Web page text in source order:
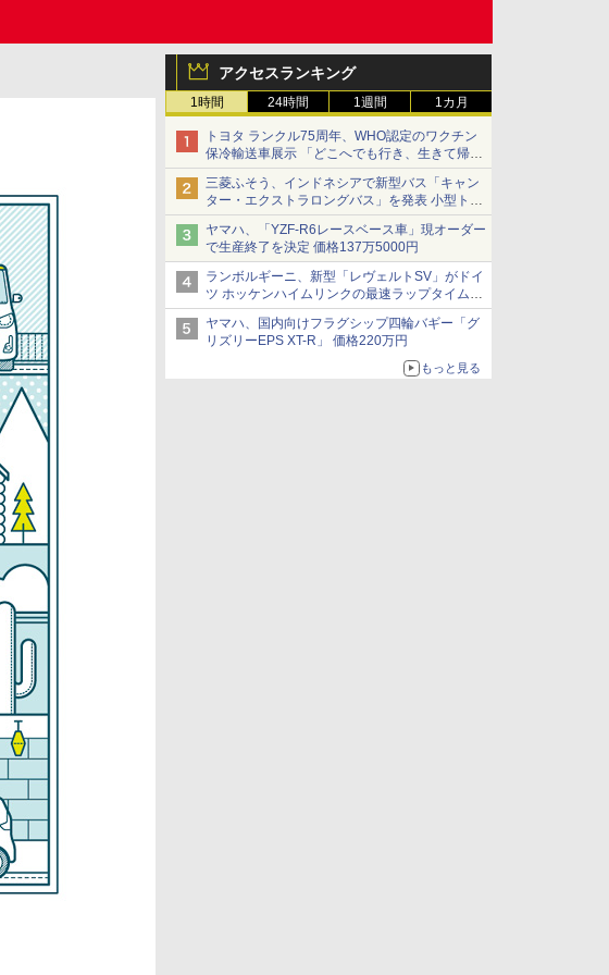
アクセスランキング
1時間 24時間 1週間 1カ月
トヨタ ランクル75周年、WHO認定のワクチン
保冷輸送車展示 「どこへでも行き、生きて帰っ
てこられる」ランドクルーザーで命をつなぐ
三菱ふそう、インドネシアで新型バス「キャン
ター・エクストラロングバス」を発表 小型トラ
ックベースの観光・旅客輸送向けバス
ヤマハ、「YZF-R6レースベース車」現オーダー
で生産終了を決定 価格137万5000円
ランボルギーニ、新型「レヴェルトSV」がドイ
ツ ホッケンハイムリンクの最速ラップタイムを
記録
ヤマハ、国内向けフラグシップ四輪バギー「グ
リズリーEPS XT-R」 価格220万円
もっと見る